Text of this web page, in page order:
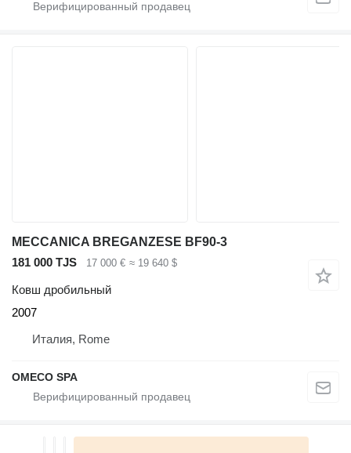
MECCANICA BREGANZESE BF90-3
181 000 TJS
17 000 € ≈ 19 640 $
Ковш дробильный
2007
Италия, Rome
OMECO SPA